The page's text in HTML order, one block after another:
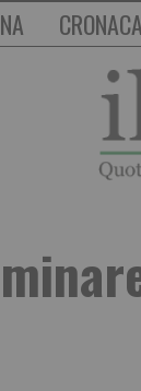
CRONACA